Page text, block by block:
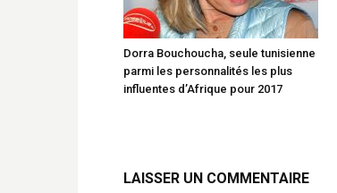
Dorra Bouchoucha, seule tunisienne
parmi les personnalités les plus
influentes d’Afrique pour 2017
LAISSER UN COMMENTAIRE